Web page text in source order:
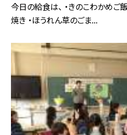
今日の給食は、 ・きのこわかめ
焼き ・ほうれん草のごま...